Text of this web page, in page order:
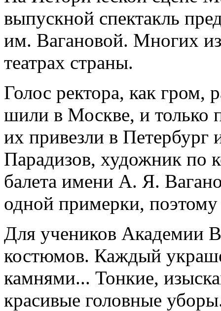
выпускной спектакль
им. Вагановой. Многих
театрах страны.
Голос ректора, как гром,
шили в Москве, и только
их привезли в
Парадизов, художник по
балета имени А. Я.
одной примерки,
Для учеников Академии
костюмов. Каждый
камнями... Тонкие,
красивые головные